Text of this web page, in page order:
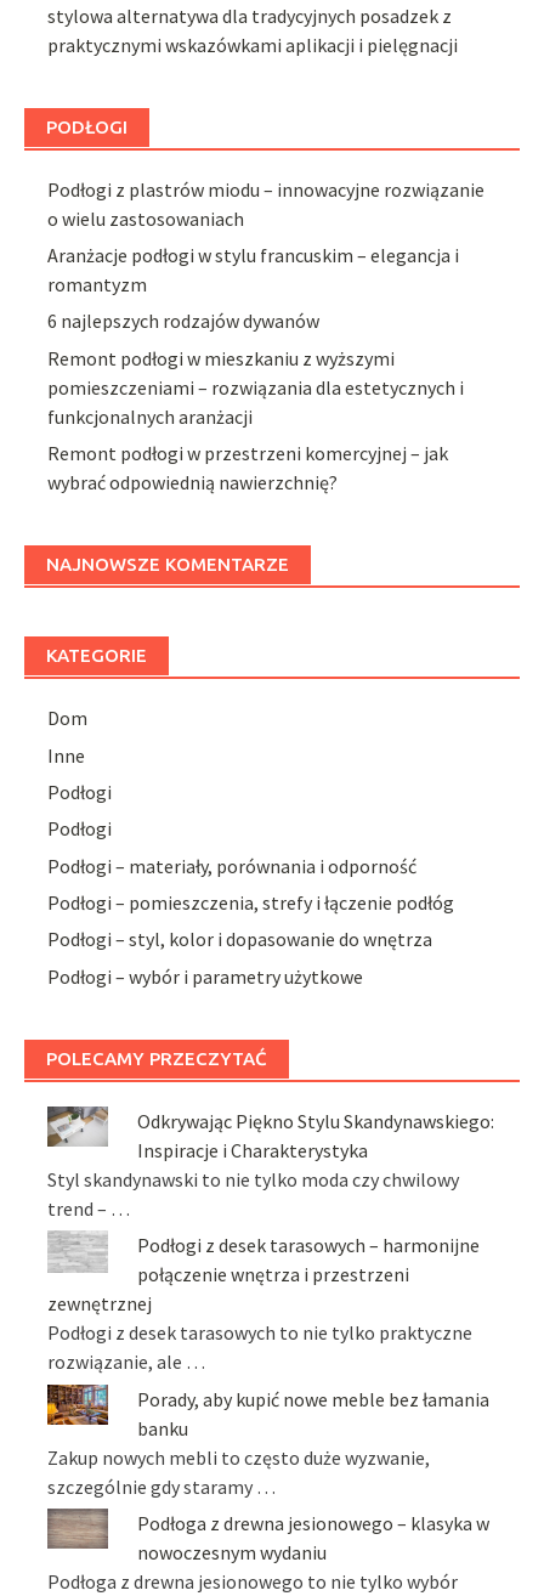
stylowa alternatywa dla tradycyjnych posadzek z
praktycznymi wskazówkami aplikacji i pielęgnacji
PODŁOGI
Podłogi z plastrów miodu – innowacyjne rozwiązanie
o wielu zastosowaniach
Aranżacje podłogi w stylu francuskim – elegancja i
romantyzm
6 najlepszych rodzajów dywanów
Remont podłogi w mieszkaniu z wyższymi
pomieszczeniami – rozwiązania dla estetycznych i
funkcjonalnych aranżacji
Remont podłogi w przestrzeni komercyjnej – jak
wybrać odpowiednią nawierzchnię?
NAJNOWSZE KOMENTARZE
KATEGORIE
Dom
Inne
Podłogi
Podłogi
Podłogi – materiały, porównania i odporność
Podłogi – pomieszczenia, strefy i łączenie podłóg
Podłogi – styl, kolor i dopasowanie do wnętrza
Podłogi – wybór i parametry użytkowe
POLECAMY PRZECZYTAĆ
Odkrywając Piękno Stylu Skandynawskiego:
Inspiracje i Charakterystyka
Styl skandynawski to nie tylko moda czy chwilowy
trend – …
Podłogi z desek tarasowych – harmonijne
połączenie wnętrza i przestrzeni
zewnętrznej
Podłogi z desek tarasowych to nie tylko praktyczne
rozwiązanie, ale …
Porady, aby kupić nowe meble bez łamania
banku
Zakup nowych mebli to często duże wyzwanie,
szczególnie gdy staramy …
Podłoga z drewna jesionowego – klasyka w
nowoczesnym wydaniu
Podłoga z drewna jesionowego to nie tylko wybór